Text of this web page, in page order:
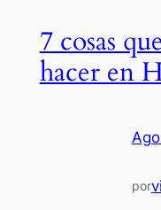
7 cosas
hacer en
por